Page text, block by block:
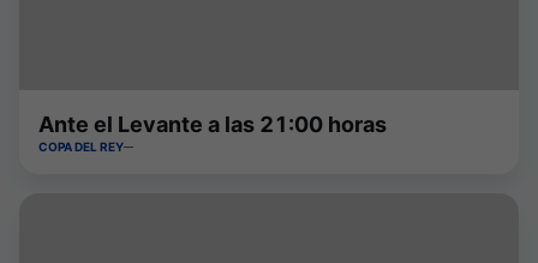
Ante el Levante a las 21:00 horas
COPA DEL REY